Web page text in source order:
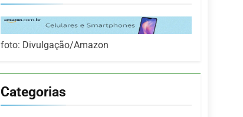
foto: Divulgação/Amazon
Categorias